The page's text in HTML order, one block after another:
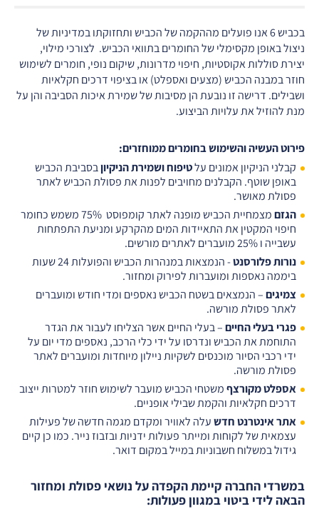
בכביש 6 אנו פועלים מההקמה של הכביש ותחזוקתו במדיניות של
ניצול באופן מקסימלי של החומרים בתוואי הכביש. לצורכי מילוי,
יצירת סוללות אקוסטיות, חיפוי מדרונות, שיקום נופי, חומרים לשימוש
חוזר במבנה הכביש (מצעים ואספלט) או בציפוי דרכים חקלאיות
ושבילים. דרישה זו נובעת הן מסיבות של שמירת איכות הסביבה והן על
מנת להוזיל את עלויות הביצוע.
פירוט העשיה והשימוש בחומרים ממוחזרים:
קבלני הניקיון אמונים עלטיפוח ושמירת הניקיוןבסביבת הכביש
באופן שוטף. הקבלנים מחויבים לפנות את פסולת הכביש לאתר
פסולת מאושר.
הגזם
מצמחיית הכביש מופנה לאתר קומפוסט 75% משמש כחומר
חיפוי המקטין את התאיידות המים מהקרקע ומניעת התפתחות
עשבייה ו 25% מועברים לאתרים מורשים.
נורות פלורסנט
- הנמצאות במנהרות הכביש והפועלות 24 שעות
ביממה נאספות ומועברות לפירוק ומחזור.
צמיגים– הנמצאים בשטח הכביש נאספים ומדי חודש ומועברים
לאתר פסולת מורשה.
פגרי בעלי החיים– בעלי החיים אשר הצליחו לעבור את הגדר
התוחמת את הכביש ונדרסו על ידי כלי הרכב, נאספים מדי יום על
ידי רכבי הסיור מוכנסים לשקיות ניילון מיוחדות ומועברים לאתר
פסולת מורשה.
אספלט מקורצףמשטחי הכביש מועבר לשימוש חוזר למטרות ייצוב
דרכים חקלאיות והקמת שבילי אופניים.
אתר אינטרנט חדשעלה לאוויר ומקדם מגמה חדשה של פעילות
עצמאית של לקוחות ומייתר פעולות ידניות ובזבוז נייר. כמו כן קיים
גידול במשלוח חשבוניות במייל במקום דואר.
במשרדי החברה קיימת הקפדה על נושאי פסולת ומחזור
הבאה לידי ביטוי במגוון פעולות: